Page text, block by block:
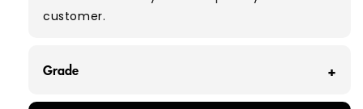
customer.
Grade